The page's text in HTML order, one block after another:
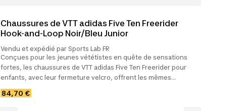
Chaussures de VTT adidas Five Ten Freerider
Hook-and-Loop Noir/Bleu Junior
Vendu et expédié par Sports Lab FR
Conçues pour les jeunes vététistes en quête de sensations
fortes, les chaussures de VTT adidas Five Ten Freerider pour
enfants, avec leur fermeture velcro, offrent les mêmes
caractéristiques.
84,70 €